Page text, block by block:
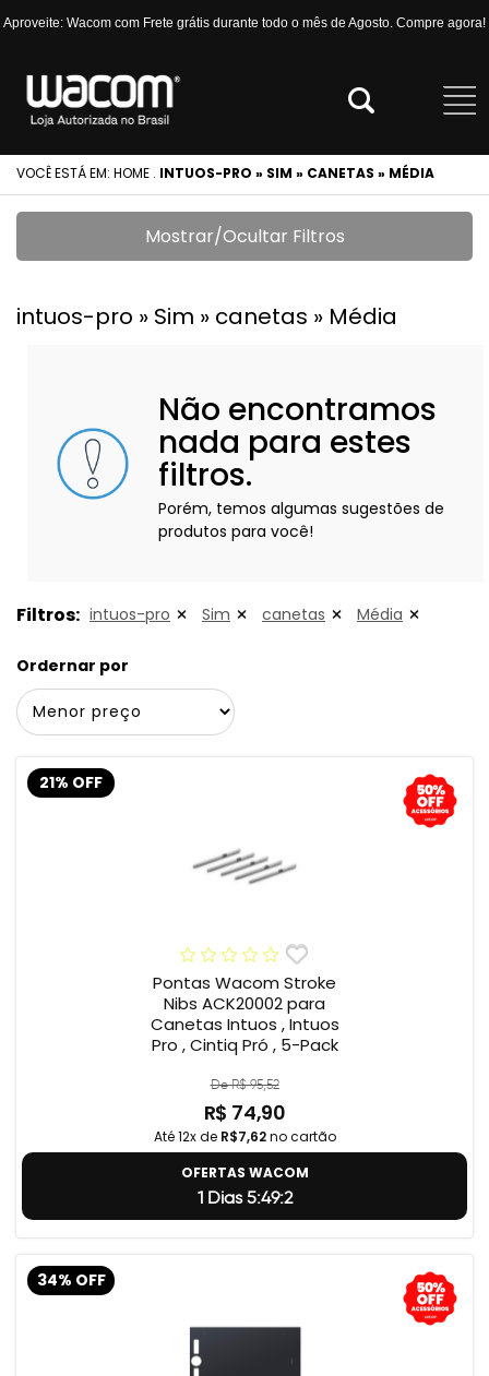
Aproveite: Wacom com Frete grátis durante todo o mês de Agosto. Compre agora!
VOCÊ ESTÁ EM: HOME . INTUOS-PRO » SIM » CANETAS » MÉDIA
Mostrar/Ocultar Filtros
intuos-pro » Sim » canetas » Média
Não encontramos
nada para estes
filtros.
Porém, temos algumas sugestões de
produtos para você!
Filtros: intuos-pro Sim canetas Média
Ordernar por
21% OFF
Pontas Wacom Stroke
Nibs ACK20002 para
Canetas Intuos , Intuos
Pro , Cintiq Pró , 5-Pack
De R$ 95,52
R$ 74,90
Até 12x de R$7,62no cartão
OFERTAS WACOM
1 Dias 5:49:2
34% OFF